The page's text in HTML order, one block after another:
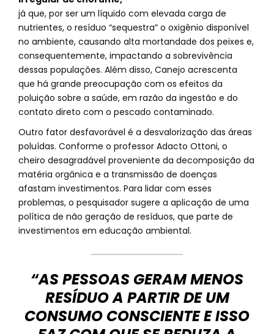
já que, por ser um líquido com elevada carga de
nutrientes, o resíduo “sequestra” o oxigênio disponível
no ambiente, causando alta mortandade dos peixes e,
consequentemente, impactando a sobrevivência
dessas populações. Além disso, Canejo acrescenta
que há grande preocupação com os efeitos da
poluição sobre a saúde, em razão da ingestão e do
contato direto com o pescado contaminado.
Outro fator desfavorável é a desvalorização das áreas
poluídas. Conforme o professor Adacto Ottoni, o
cheiro desagradável proveniente da decomposição da
matéria orgânica e a transmissão de doenças
afastam investimentos. Para lidar com esses
problemas, o pesquisador sugere a aplicação de uma
política de não geração de resíduos, que parte de
investimentos em educação ambiental.
“AS PESSOAS GERAM MENOS
RESÍDUO A PARTIR DE UM
CONSUMO CONSCIENTE E ISSO